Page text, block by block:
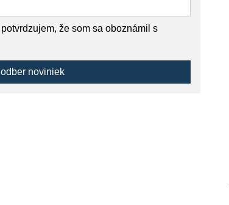
že som sa oboznámil s
noviniek